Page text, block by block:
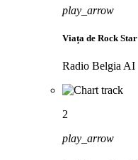
play_arrow
Viața de Rock Star
Radio Belgia AI
2
play_arrow